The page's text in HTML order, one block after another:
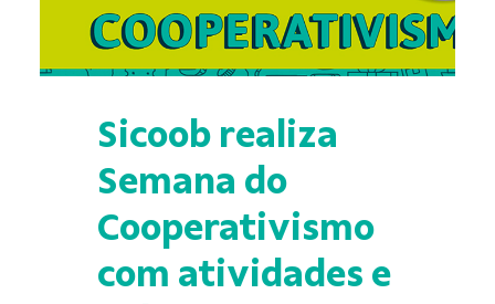
Sicoob realiza
Semana do
Cooperativismo
com atividades e